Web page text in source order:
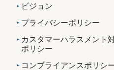
ビジョン
プライバシーポリシー
カスタマーハラスメント
ポリシー
コンプライアンスポリシ